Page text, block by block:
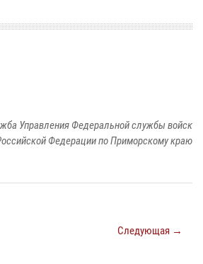
Управления Федеральной службы войск
Федерации по Приморскому краю
Следующая →